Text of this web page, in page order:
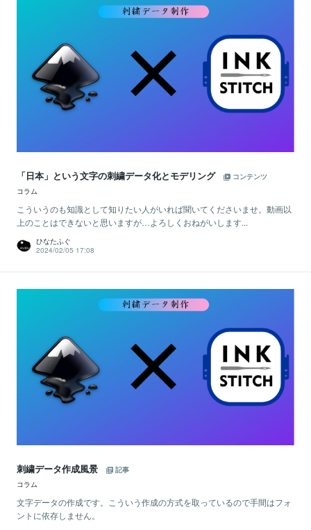
「日本」という文字の刺繍データ化とモデリング
コンテンツ
コラム
こういうのも知識として知りたい人がいれば聞いてくださいませ。動画以
上のことはできないと思いますが…よろしくおねがいします...
ひなたふぐ
2024/02/05 17:08
刺繍データ作成風景
記事
コラム
文字データの作成です。こういう作成の方式を取っているので手間はフォ
ントに依存しません。